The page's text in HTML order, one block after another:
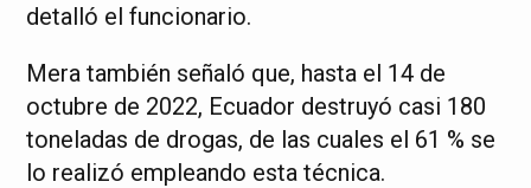
detalló el funcionario.
Mera también señaló que, hasta el 14 de
octubre de 2022, Ecuador destruyó casi 180
toneladas de drogas, de las cuales el 61 % se
lo realizó empleando esta técnica.